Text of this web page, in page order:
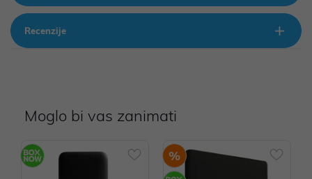
Recenzije
Moglo bi vas zanimati
%